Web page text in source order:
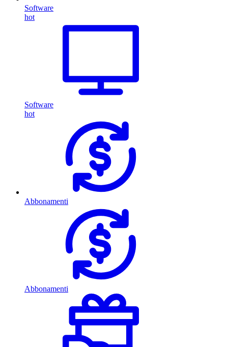
Software
hot
Software
hot
Abbonamenti
Abbonamenti